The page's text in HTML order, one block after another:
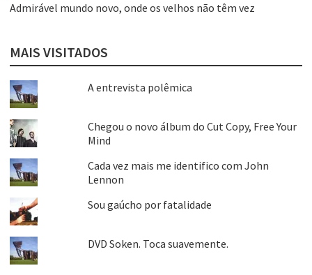
Admirável mundo novo, onde os velhos não têm vez
MAIS VISITADOS
A entrevista polêmica
Chegou o novo álbum do Cut Copy, Free Your
Mind
Cada vez mais me identifico com John
Lennon
Sou gaúcho por fatalidade
DVD Soken. Toca suavemente.